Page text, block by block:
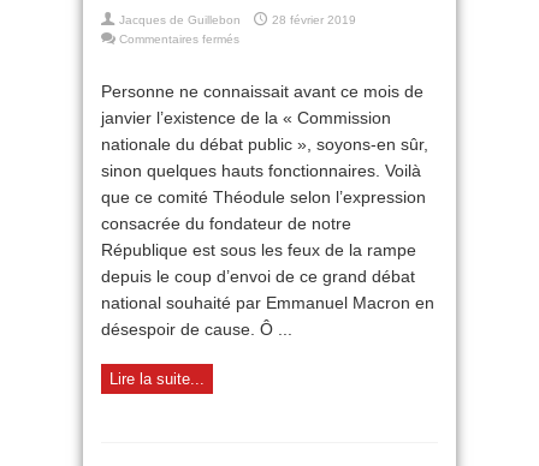
Jacques de Guillebon
28 février 2019
Commentaires fermés
débat
»
Personne ne connaissait avant ce mois de
janvier l’existence de la « Commission
nationale du débat public », soyons-en sûr,
sinon quelques hauts fonctionnaires. Voilà
que ce comité Théodule selon l’expression
consacrée du fondateur de notre
République est sous les feux de la rampe
depuis le coup d’envoi de ce grand débat
national souhaité par Emmanuel Macron en
désespoir de cause. Ô ...
Lire la suite...